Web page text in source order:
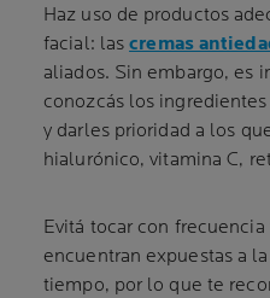
Haz uso de productos
facial: lascremas
aliados. Sin embargo, es
conozcás los
y darles prioridad a los
hialurónico, vitamina C,
Evitá tocar con
encuentran expuestas a
tiempo, por lo que te